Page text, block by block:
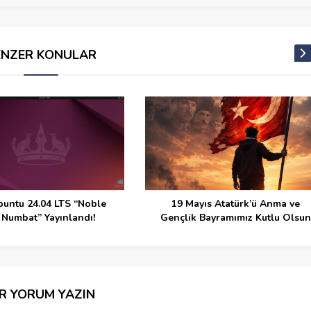
KONULAR
Mayıs Atatürk’ü Anma ve
Bayramımız Kutlu Olsun
Taşımaktan İzlemeye
YORUM YAZIN